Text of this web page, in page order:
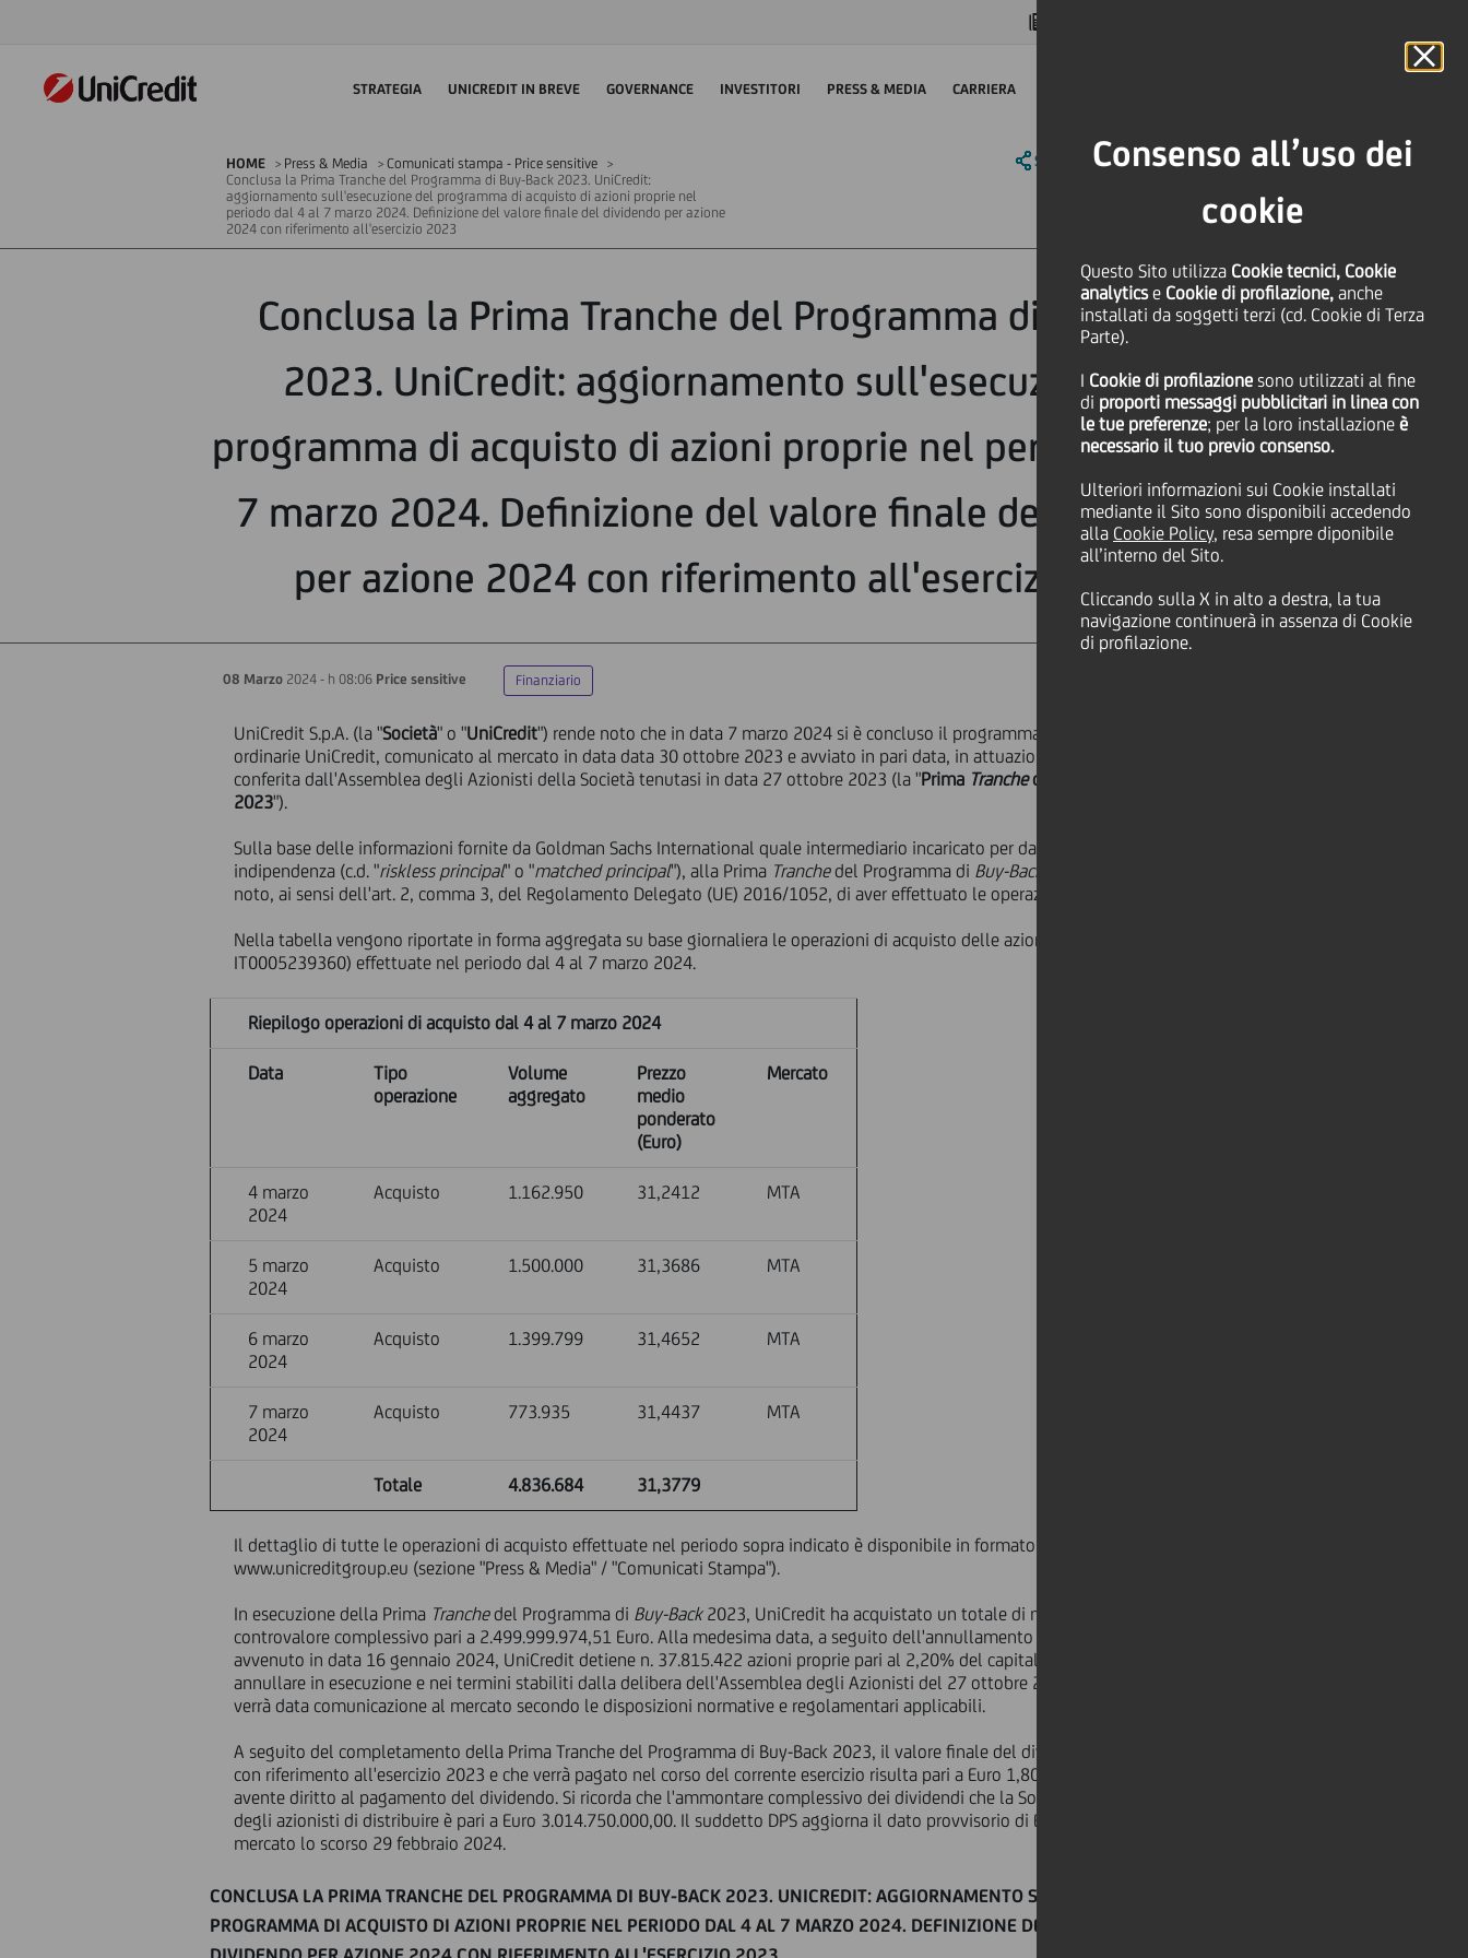
Consenso all’uso dei
cookie
Questo Sito utilizza Cookie tecnici, Cookie
analyticse Cookie di profilazione, anche
installati da soggetti terzi (cd. Cookie di Terza
Parte).
I Cookie di profilazione sono utilizzati al fine
di proporti messaggi pubblicitari in linea con
le tue preferenze; per la loro installazione è
necessario il tuo previo consenso.
Ulteriori informazioni sui Cookie installati
mediante il Sito sono disponibili accedendo
alla Cookie Policy, resa sempre diponibile
all’interno del Sito.
Cliccando sulla X in alto a destra, la tua
navigazione continuerà in assenza di Cookie
di profilazione.
STRATEGIA UNICREDIT IN BREVE GOVERNANCE INVESTITORI PRESS & MEDIA CARRIERA
HOME Press & Media
Comunicati stampa - Price sensitive
Conclusa la Prima Tranche del Programma di Buy-Back 2023. UniCredit:
aggiornamento sull'esecuzione del programma di acquisto di azioni proprie nel
periodo dal 4 al 7 marzo 2024. Definizione del valore finale del dividendo per azione
2024 con riferimento all'esercizio 2023
SHARE PRINT SEND
Conclusa la Prima Tranche del Programma di Buy-Back
2023. UniCredit: aggiornamento sull'esecuzione del
programma di acquisto di azioni proprie nel periodo dal 4 al
7 marzo 2024. Definizione del valore finale del dividendo
per azione 2024 con riferimento all'esercizio 2023
08 Marzo 2024 - h 08:06 Price sensitive Finanziario
UniCredit S.p.A. (la "Società" o "UniCredit") rende noto che in data 7 marzo 2024 si è concluso il programma di acquisto di azioni
ordinarie UniCredit, comunicato al mercato in data data 30 ottobre 2023 e avviato in pari data, in attuazione dell'autorizzazione
conferita dall'Assemblea degli Azionisti della Società tenutasi in data 27 ottobre 2023 (la "Prima Tranchedel Programma di
2023").
Sulla base delle informazioni fornite da Goldman Sachs International quale intermediario incaricato per dare esecuzione, in piena
indipendenza (c.d. "riskless principal" o "matched principal"), alla Prima Tranchedel Programma di Buy-Back
noto, ai sensi dell'art. 2, comma 3, del Regolamento Delegato (UE) 2016/1052, di aver effettuato le operazioni di seguito indicate.
Nella tabella vengono riportate in forma aggregata su base giornaliera le operazioni di acquisto delle azioni ordinarie UniCredit (ISIN
IT0005239360) effettuate nel periodo dal 4 al 7 marzo 2024.
Riepilogo operazioni di acquisto dal 4 al 7 marzo 2024
Data
Tipo
operazione
Volume
aggregato
Prezzo
medio
ponderato
(Euro)
Mercato
4 marzo
2024
Acquisto 1.162.950 31,2412 MTA
5 marzo
2024
Acquisto 1.500.000 31,3686 MTA
6 marzo
2024
Acquisto 1.399.799 31,4652 MTA
7 marzo
2024
Acquisto 773.935 31,4437 MTA
Totale 4.836.684 31,3779
Il dettaglio di tutte le operazioni di acquisto effettuate nel periodo sopra indicato è disponibile in formato Excel nel sito
www.unicreditgroup.eu (sezione "Press & Media" / "Comunicati Stampa").
In esecuzione della Prima Tranchedel Programma di Buy-Back 2023, UniCredit ha acquistato un totale di n. 95.995.258 azioni per un
controvalore complessivo pari a 2.499.999.974,51 Euro. Alla medesima data, a seguito dell'annullamento delle azioni proprie
avvenuto in data 16 gennaio 2024, UniCredit detiene n. 37.815.422 azioni proprie pari al 2,20% del capitale sociale, che si prevede di
annullare in esecuzione e nei termini stabiliti dalla delibera dell'Assemblea degli Azionisti del 27 ottobre 2023. Dell'annullamento
verrà data comunicazione al mercato secondo le disposizioni normative e regolamentari applicabili.
A seguito del completamento della Prima Tranche del Programma di Buy-Back 2023, il valore finale del dividendo per azione ("DPS")
con riferimento all'esercizio 2023 e che verrà pagato nel corso del corrente esercizio risulta pari a Euro 1,8029 per ciascuna azione
avente diritto al pagamento del dividendo. Si ricorda che l'ammontare complessivo dei dividendi che la Società propone all'Assemblea
degli azionisti di distribuire è pari a Euro 3.014.750.000,00. Il suddetto DPS aggiorna il dato provvisorio di Euro 1,7950 anticipato al
mercato lo scorso 29 febbraio 2024.
CONCLUSA LA PRIMA TRANCHE DEL PROGRAMMA DI BUY-BACK 2023. UNICREDIT: AGGIORNAMENTO SULL'ESECUZIONE DEL
PROGRAMMA DI ACQUISTO DI AZIONI PROPRIE NEL PERIODO DAL 4 AL 7 MARZO 2024. DEFINIZIONE DEL VALORE FINALE DEL